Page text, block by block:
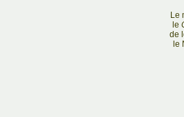
Le
le
de
le